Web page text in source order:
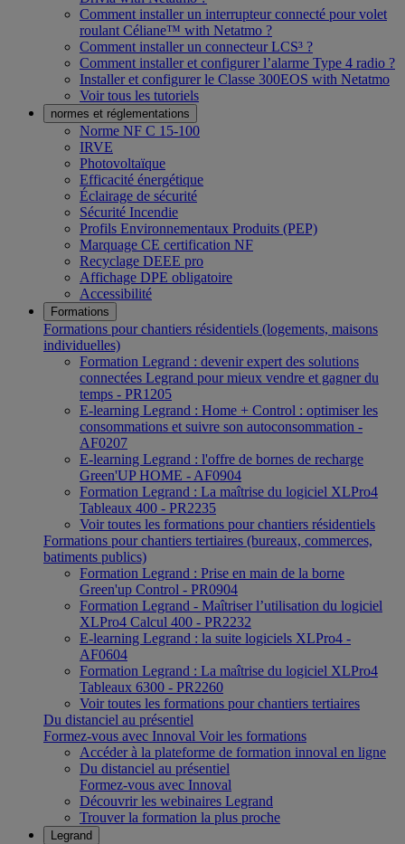
Comment installer un interrupteur connecté pour volet
roulant Céliane™ with Netatmo ?
Comment installer un connecteur LCS³ ?
Comment installer et configurer l’alarme Type 4 radio ?
Installer et configurer le Classe 300EOS with Netatmo
Voir tous les tutoriels
normes et réglementations
Norme NF C 15-100
IRVE
Photovoltaïque
Efficacité énergétique
Éclairage de sécurité
Sécurité Incendie
Profils Environnementaux Produits (PEP)
Marquage CE certification NF
Recyclage DEEE pro
Affichage DPE obligatoire
Accessibilité
Formations
Formations pour chantiers résidentiels (logements, maisons
individuelles)
Formation Legrand : devenir expert des solutions
connectées Legrand pour mieux vendre et gagner du
temps - PR1205
E-learning Legrand : Home + Control : optimiser les
consommations et suivre son autoconsommation -
AF0207
E-learning Legrand : l'offre de bornes de recharge
Green'UP HOME - AF0904
Formation Legrand : La maîtrise du logiciel XLPro4
Tableaux 400 - PR2235
Voir toutes les formations pour chantiers résidentiels
Formations pour chantiers tertiaires (bureaux, commerces,
batiments publics)
Formation Legrand : Prise en main de la borne
Green'up Control - PR0904
Formation Legrand - Maîtriser l’utilisation du logiciel
XLPro4 Calcul 400 - PR2232
E-learning Legrand : la suite logiciels XLPro4 -
AF0604
Formation Legrand : La maîtrise du logiciel XLPro4
Tableaux 6300 - PR2260
Voir toutes les formations pour chantiers tertiaires
Du distanciel au présentiel
Formez-vous avec Innoval Voir les formations
Accéder à la plateforme de formation innoval en ligne
Du distanciel au présentiel
Formez-vous avec Innoval
Découvrir les webinaires Legrand
Trouver la formation la plus proche
Legrand